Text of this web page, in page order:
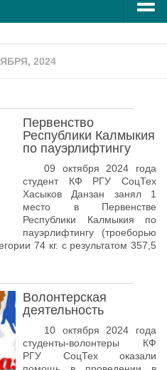
организации
студентов на 2-ое
дела
2024
Первенство
Республики Калмыкия
по пауэрлифтингу
09 октября 2024 года
студент КФ РГУ СоцТех
Хасыков Данзан занял 1
место в Первенстве
Республики Калмыкия по
пауэрлифтингу (троеборью
74 кг. с результатом 357,5
Волонтерская
деятельность
10 октября 2024 года
студенты-волонтеры КФ
РГУ СоцТех оказали